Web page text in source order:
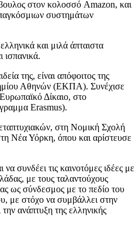
στον κολοσσό Amazon, και
συστημάτων
και μιλά άπταιστα
ισπανικά.
της, είναι απόφοιτος της
Αθηνών (ΕΚΠΑ). Συνέχισε
Δίκαιο, στο
Erasmus).
στη Νομική Σχολή
Νέα Υόρκη, όπου και αρίστευσε
συνδέει τις καινοτόμες ιδέες με
με τους ταλαντούχους
ως σύνδεσμος με το πεδίο του
με στόχο να συμβάλλει στην
ανάπτυξη της ελληνικής